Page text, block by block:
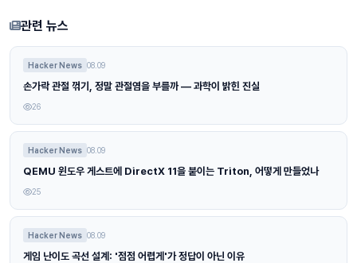
관련 뉴스
Hacker News 08.09
손가락 관절 꺾기, 정말 관절염을 부를까 — 과학이 밝힌 진실
26
Hacker News 08.09
QEMU 윈도우 게스트에 DirectX 11을 붙이는 Triton, 어떻게 만들었나
25
Hacker News 08.09
게임 난이도 곡선 설계: '점점 어렵게'가 정답이 아닌 이유